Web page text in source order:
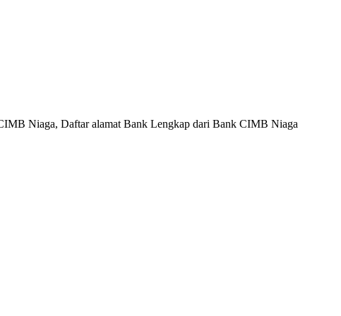
Niaga, Daftar alamat Bank Lengkap dari Bank CIMB Niaga